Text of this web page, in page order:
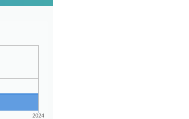
2024